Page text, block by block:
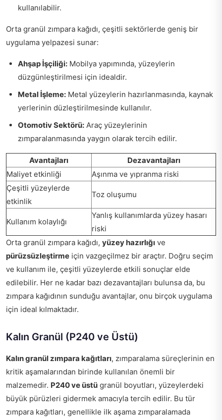
kullanılabilir.
Orta granül zımpara kağıdı, çeşitli sektörlerde geniş bir
uygulama yelpazesi sunar:
Ahşap İşçiliği: Mobilya yapımında, yüzeylerin
düzgünleştirilmesi için idealdir.
Metal İşleme: Metal yüzeylerin hazırlanmasında, kaynak
yerlerinin düzleştirilmesinde kullanılır.
Otomotiv Sektörü: Araç yüzeylerinin
zımparalanmasında yaygın olarak tercih edilir.
Avantajları
Dezavantajları
Maliyet etkinliği
Aşınma ve yıpranma riski
Çeşitli yüzeylerde
etkinlik
Toz oluşumu
Kullanım kolaylığı
Yanlış kullanımlarda yüzey hasarı
riski
Orta granül zımpara kağıdı, yüzey hazırlığı ve
pürüzsüzleştirme için vazgeçilmez bir araçtır. Doğru seçim
ve kullanım ile, çeşitli yüzeylerde etkili sonuçlar elde
edilebilir. Her ne kadar bazı dezavantajları bulunsa da, bu
zımpara kağıdının sunduğu avantajlar, onu birçok uygulama
için ideal kılmaktadır.
Kalın Granül (P240 ve Üstü)
Kalın granül zımpara kağıtları, zımparalama süreçlerinin en
kritik aşamalarından birinde kullanılan önemli bir
malzemedir. P240 ve üstü granül boyutları, yüzeylerdeki
büyük pürüzleri gidermek amacıyla tercih edilir. Bu tür
zımpara kağıtları, genellikle ilk aşama zımparalamada